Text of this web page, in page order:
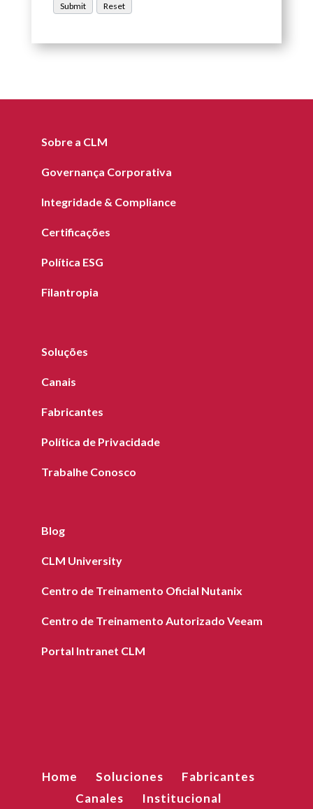
Sobre a CLM
Governança Corporativa
Integridade & Compliance
Certificações
Política ESG
Filantropia
Soluções
Canais
Fabricantes
Política de Privacidade
Trabalhe Conosco
Blog
CLM University
Centro de Treinamento Oficial Nutanix
Centro de Treinamento Autorizado Veeam
Portal Intranet CLM
Home Soluciones
Fabricantes
Canales
Institucional